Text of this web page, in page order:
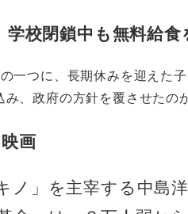
校閉鎖中も無料給食
一つに、長期休みを迎えた
、政府の方針を覆させたの
画
」を主宰する中島